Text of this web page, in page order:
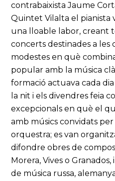
contrabaixista Jaume
Quintet Vilalta el pianista
una lloable labor, creant
concerts destinades a les
modestes en què
popular amb la música
formació actuava cada
la nit i els divendres feia
excepcionals en què el
amb músics convidats
orquestra; es van
difondre obres de
Morera, Vives o
de música russa,